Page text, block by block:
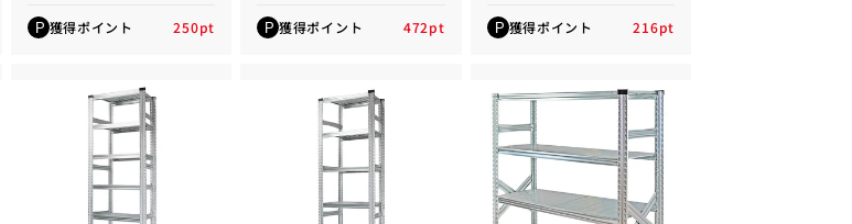
P 獲得ポイント 250pt P 獲得ポイント 472pt P 獲得ポイント 216pt